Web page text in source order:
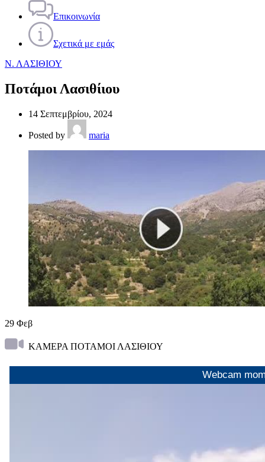
Επικοινωνία
Σχετικά με εμάς
Ν. ΛΑΣΙΘΙΟΥ
Ποτάμοι Λασιθίιου
14 Σεπτεμβρίου, 2024
Posted by maria
29 Φεβ
ΚΑΜΕΡΑ ΠΟΤΑΜΟΙ ΛΑΣΙΘΙΟΥ